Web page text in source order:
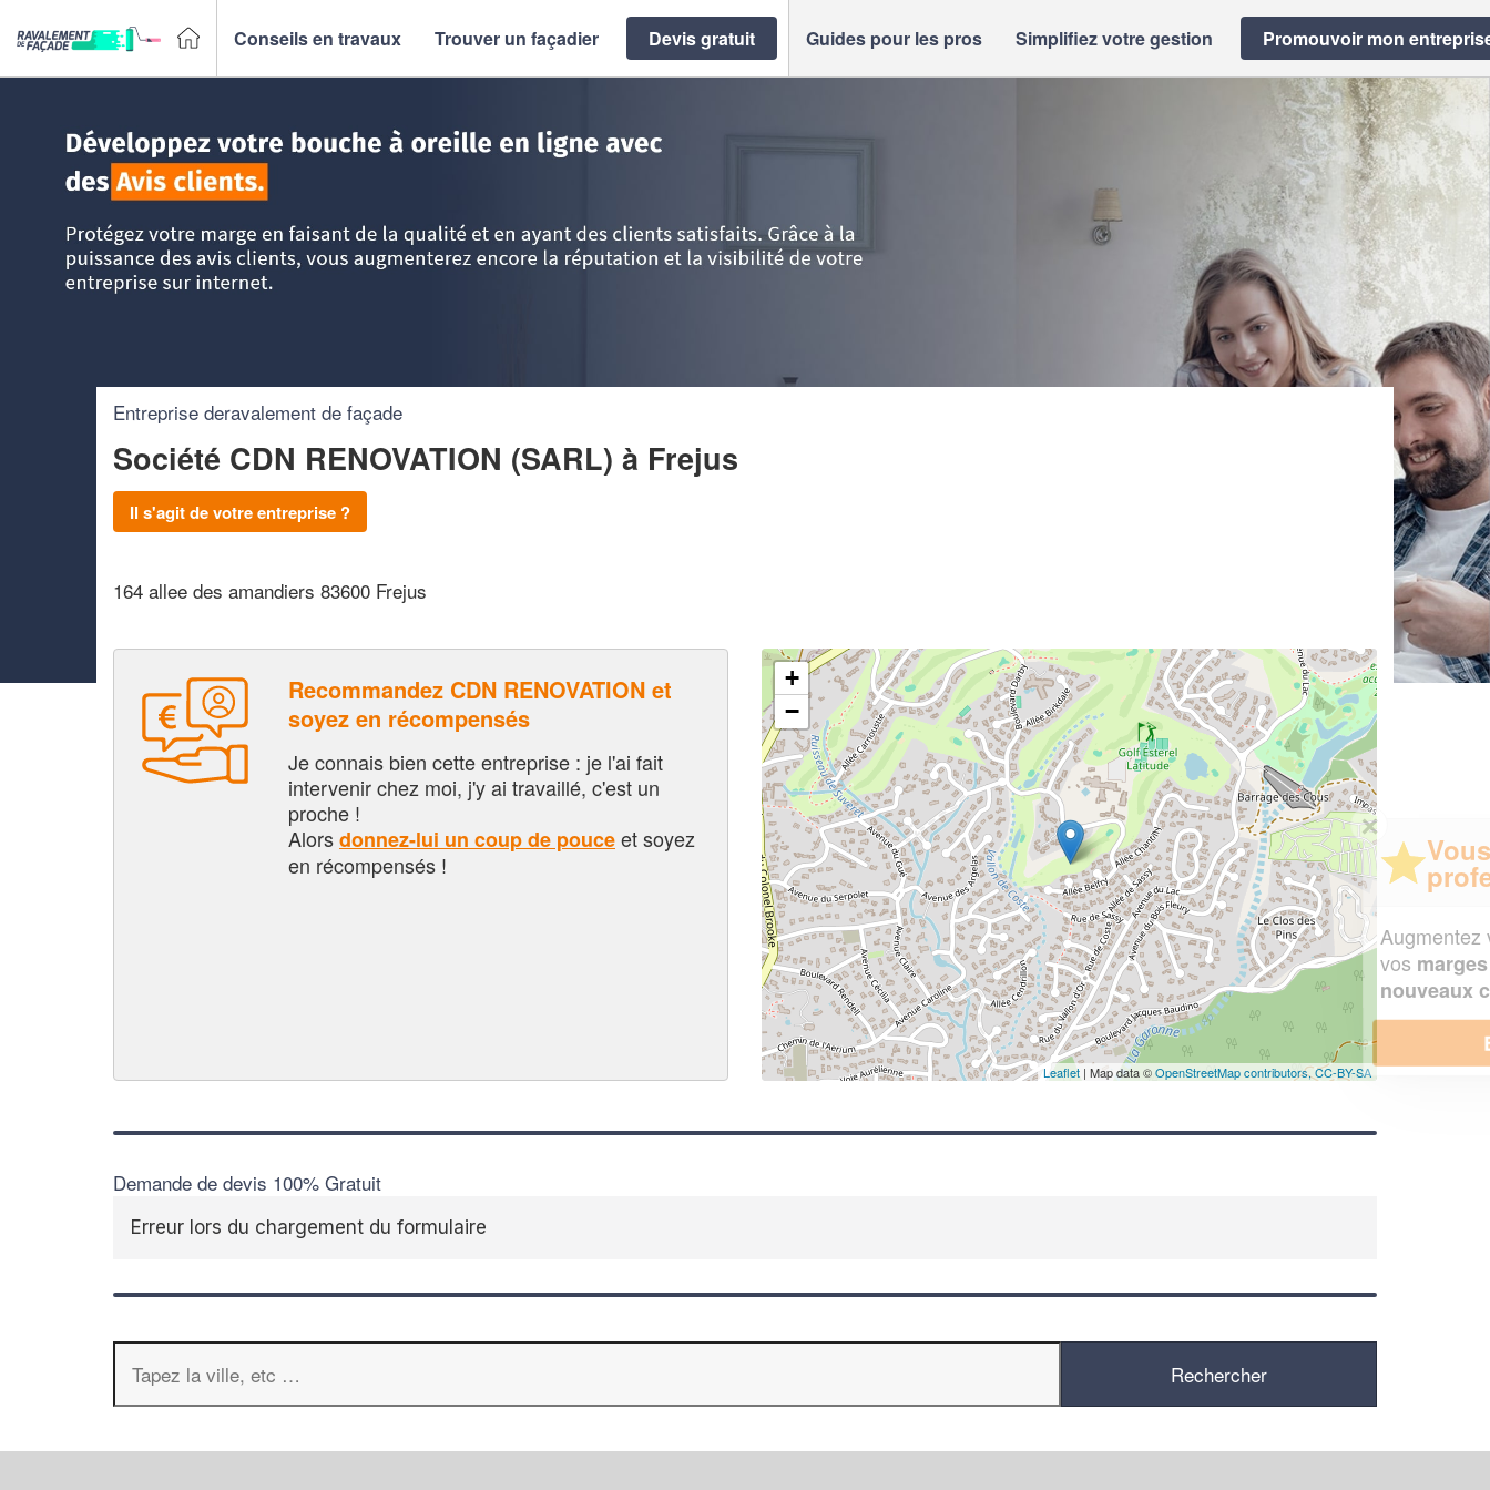
Conseils en travaux Trouver un façadier Devis gratuit Guides pour les pros Simplifiez votre gestion Promouvoir mon
Entreprise deravalement de façade
Société CDN RENOVATION (SARL) à Frejus
Il s'agit de votre entreprise ?
164 allee des amandiers 83600 Frejus
Recommandez CDN RENOVATION et
soyez en récompensés
Je connais bien cette entreprise : je l'ai fait
intervenir chez moi, j'y ai travaillé, c'est un
proche !
Alorsdonnez-lui un coup de pouceet soyez
en récompensés !
+
−
Leaflet | Map data ©OpenStreetMap contributors,CC-BY-SA
Demande de devis 100% Gratuit
Erreur lors du chargement du formulaire
✕
Vous êtes un
professionnel ?
Augmentez votrechiffre d'affaireset
vosmargestout en gagnant de
nouveaux clients!
En savoir plus